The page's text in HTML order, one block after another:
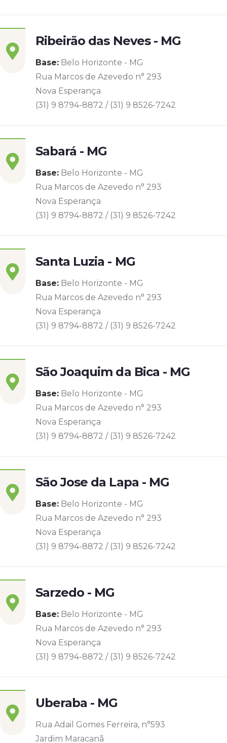
Ribeirão das Neves - MG
Base: Belo Horizonte - MG
Rua Marcos de Azevedo n° 293
Nova Esperança
(31) 9 8794-8872 / (31) 9 8526-7242
Sabará - MG
Base: Belo Horizonte - MG
Rua Marcos de Azevedo n° 293
Nova Esperança
(31) 9 8794-8872 / (31) 9 8526-7242
Santa Luzia - MG
Base: Belo Horizonte - MG
Rua Marcos de Azevedo n° 293
Nova Esperança
(31) 9 8794-8872 / (31) 9 8526-7242
São Joaquim da Bica - MG
Base: Belo Horizonte - MG
Rua Marcos de Azevedo n° 293
Nova Esperança
(31) 9 8794-8872 / (31) 9 8526-7242
São Jose da Lapa - MG
Base: Belo Horizonte - MG
Rua Marcos de Azevedo n° 293
Nova Esperança
(31) 9 8794-8872 / (31) 9 8526-7242
Sarzedo - MG
Base: Belo Horizonte - MG
Rua Marcos de Azevedo n° 293
Nova Esperança
(31) 9 8794-8872 / (31) 9 8526-7242
Uberaba - MG
Rua Adail Gomes Ferreira, n°593
Jardim Maracanã